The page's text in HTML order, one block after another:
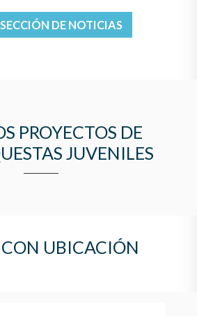
DE NOTICIAS
PROYECTOS DE
JUVENILES
UBICACIÓN